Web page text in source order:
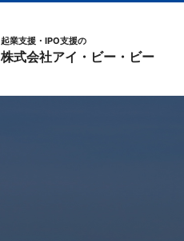
起業支援・IPO支援の
株式会社アイ・ビー・ビー